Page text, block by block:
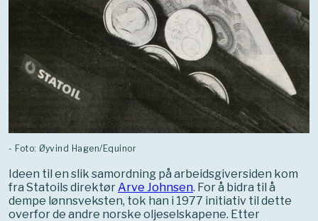
- Foto: Øyvind Hagen/Equinor
Ideen til en slik samordning på arbeidsgiversiden kom
fra Statoils direktør Arve Johnsen. For å bidra til å
dempe lønnsveksten, tok han i 1977 initiativ til dette
overfor de andre norske oljeselskapene. Etter